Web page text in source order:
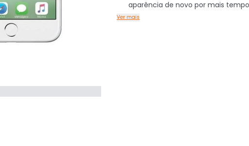
aparência de novo por mais
Ver mais